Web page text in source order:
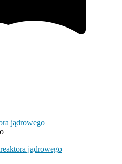
jądrowego
jądrowego